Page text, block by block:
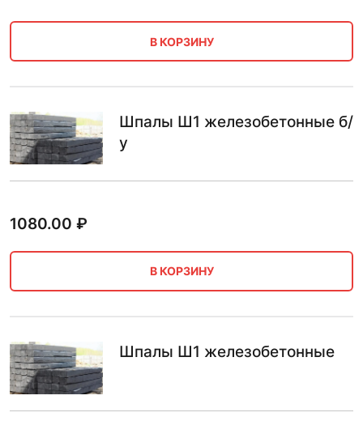
В КОРЗИНУ
Шпалы Ш1 железобетонные б/
у
1080.00 ₽
В КОРЗИНУ
Шпалы Ш1 железобетонные